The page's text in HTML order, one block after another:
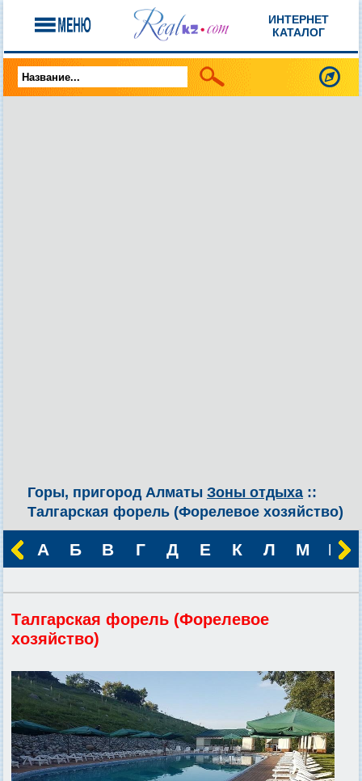
ИНТЕРНЕТ
КАТАЛОГ
Горы, пригород Алматы Зоны отдыха ::
Талгарская форель (Форелевое хозяйство)
А Б В Г Д Е К Л М Н
Талгарская форель (Форелевое
хозяйство)